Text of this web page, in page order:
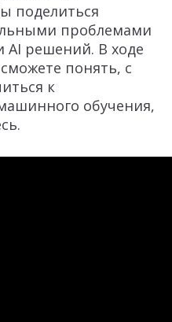
поделиться
проблемами
AI решений. В ходе
понять, с
к
обучения,